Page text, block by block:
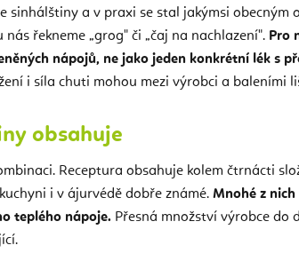
sinhálštiny a v praxi se stal jakýmsi obecným
řekneme „grog" či „čaj na nachlazení". Pro
nápojů, ne jako jeden konkrétní lék s
i síla chuti mohou mezi výrobci a baleními
obsahuje
Receptura obsahuje kolem čtrnácti
i v ájurvédě dobře známé. Mnohé z
teplého nápoje. Přesná množství výrobce do